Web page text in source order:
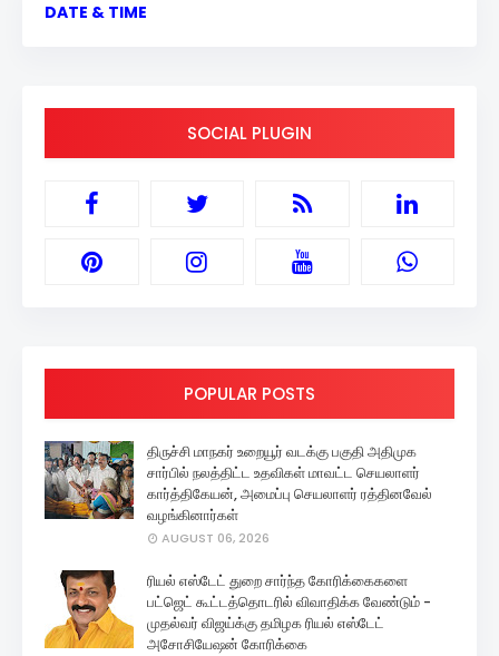
DATE & TIME
SOCIAL PLUGIN
POPULAR POSTS
திருச்சி மாநகர் உறையூர் வடக்கு பகுதி அதிமுக
சார்பில் நலத்திட்ட உதவிகள் மாவட்ட செயலாளர்
கார்த்திகேயன், அமைப்பு செயலாளர் ரத்தினவேல்
வழங்கினார்கள்
AUGUST 06, 2026
ரியல் எஸ்டேட் துறை சார்ந்த கோரிக்கைகளை
பட்ஜெட் கூட்டத்தொடரில் விவாதிக்க வேண்டும் -
முதல்வர் விஜய்க்கு தமிழக ரியல் எஸ்டேட்
அசோசியேஷன் கோரிக்கை